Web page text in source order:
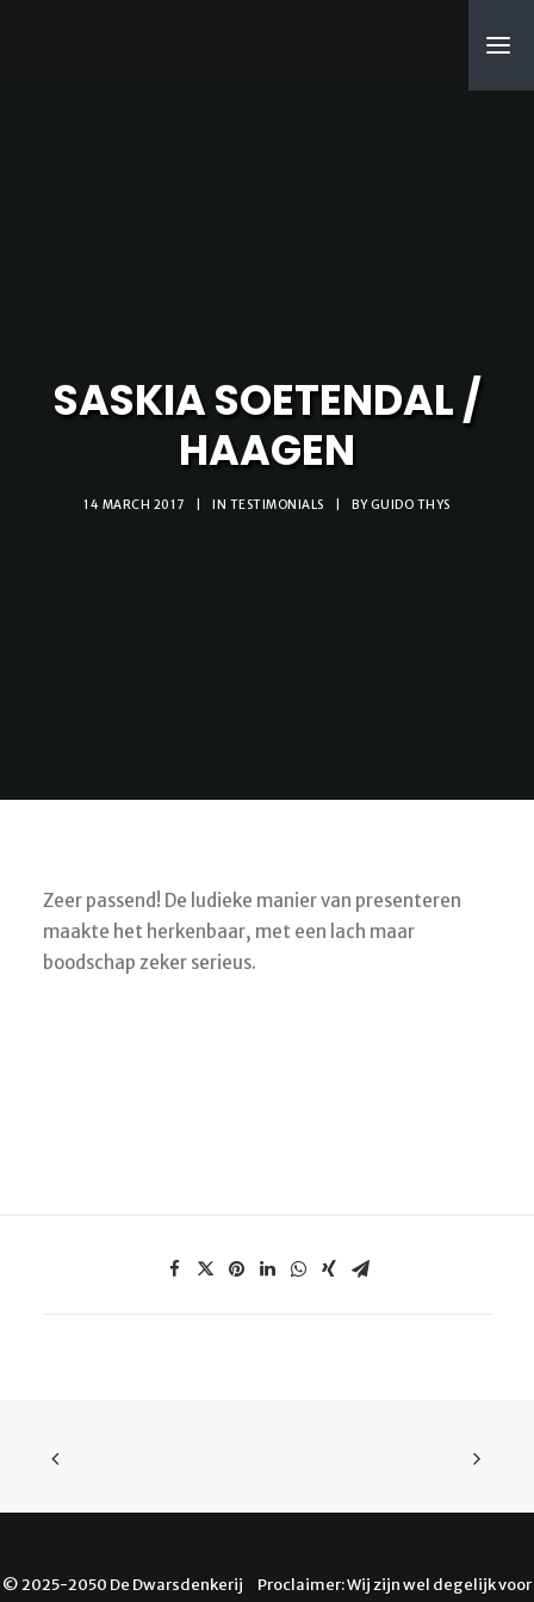
SASKIA SOETENDAL /
HAAGEN
14 MARCH 2017 IN TESTIMONIALS BYGUIDO THYS
Zeer passend! De ludieke manier van presenteren
maakte het herkenbaar, met een lach maar
boodschap zeker serieus.
© 2025-2050 De Dwarsdenkerij Proclaimer: Wij zijn wel degelijk voor